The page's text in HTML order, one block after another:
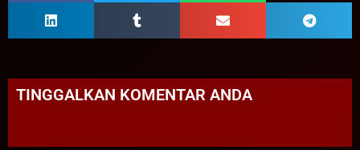
TINGGALKAN KOMENTAR ANDA